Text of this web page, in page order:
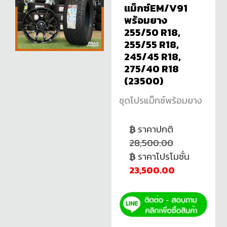
แม็กซ์EM/V91
พร้อมยาง
255/50 R18,
255/55 R18,
245/45 R18,
275/40 R18
(23500)
ชุดโปรแม็กซ์พร้อมยาง
ราคาปกติ
28,500.00
ราคาโปรโมชั่น
23,500.00